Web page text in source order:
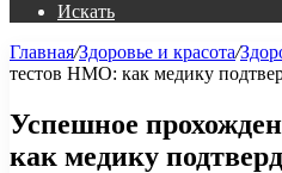
Искать
Главная/Здоровье и красота/
тестов НМО: как медику
Успешное
как медику